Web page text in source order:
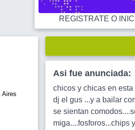
REGISTRATE O
Aires
Asi fue anunciada:
chicos y chicas en
dj el gus ...y a bailar
se sientan
miga....fosforos...chips